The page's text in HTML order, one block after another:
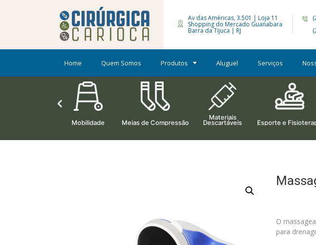
Av das Américas, 3.501 | Loja 11
Shopping do Mercado Guanabara
Barra da Tijuca | RJ
Home Quem Somos Produtos Aluguel Serviços
Mobilidade Meias de Compressão
Materiais
Descartáveis Esporte e
O
para